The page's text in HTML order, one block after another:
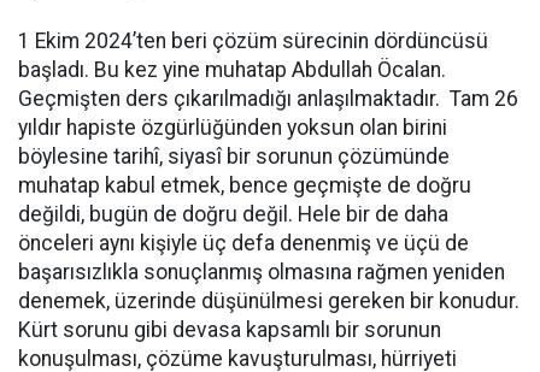
1 Ekim 2024’ten beri çözüm sürecinin dördüncüsü
başladı. Bu kez yine muhatap Abdullah Öcalan.
Geçmişten ders çıkarılmadığı anlaşılmaktadır. Tam 26
yıldır hapiste özgürlüğünden yoksun olan birini
böylesine tarihî, siyasî bir sorunun çözümünde
muhatap kabul etmek, bence geçmişte de doğru
değildi, bugün de doğru değil. Hele bir de daha
önceleri aynı kişiyle üç defa denenmiş ve üçü de
başarısızlıkla sonuçlanmış olmasına rağmen yeniden
denemek, üzerinde düşünülmesi gereken bir konudur.
Kürt sorunu gibi devasa kapsamlı bir sorunun
konuşulması, çözüme kavuşturulması, hürriyeti